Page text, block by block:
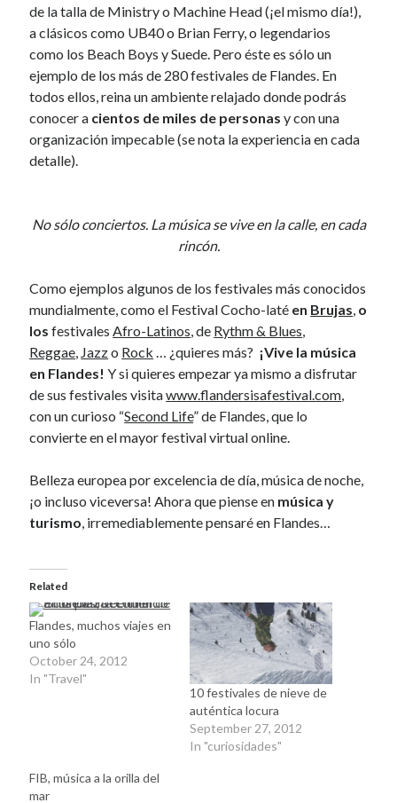
September 2010
August 2010
July 2010
June 2010
May 2010
April 2010
March 2010
February 2010
October 2009
July 2009
June 2009
May 2009
April 2009
February 2009
January 2009
November 2008
October 2008
Viajeras
de la talla de Ministry o Machine Head (¡el mismo día!),
a clásicos como UB40 o Brian Ferry, o legendarios
como los Beach Boys y Suede. Pero éste es sólo un
ejemplo de los más de 280 festivales de Flandes. En
todos ellos, reina un ambiente relajado donde podrás
conocer a cientos de miles de personas y con una
organización impecable (se nota la experiencia en cada
detalle).
No sólo conciertos. La música se vive en la calle, en cada
rincón.
Como ejemplos algunos de los festivales más conocidos
mundialmente, como el Festival Cocho-laté en Brujas, o
losfestivalesAfro-Latinos, de Rythm & Blues,
Reggae, Jazzo Rock … ¿quieres más? ¡Vive la música
en Flandes!Y si quieres empezar ya mismo a disfrutar
de sus festivales visitawww.flandersisafestival.com,
con un curioso “Second Life” de Flandes, que lo
convierte en el mayor festival virtual online.
Belleza europea por excelencia de día, música de noche,
¡o incluso viceversa! Ahora que piense en música y
turismo, irremediablemente pensaré en Flandes…
Related
Flandes, muchos viajes en
uno sólo
October 24, 2012
In "Travel"
10 festivales de nieve de
auténtica locura
September 27, 2012
In "curiosidades"
FIB, música a la orilla del
mar